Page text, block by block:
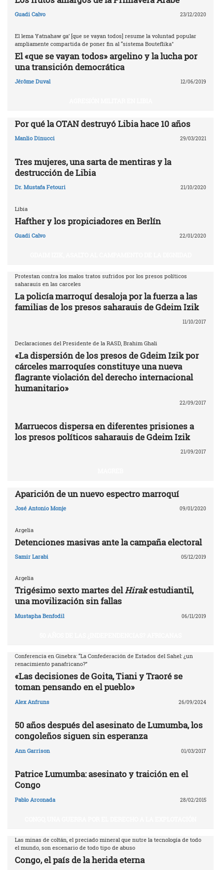
Guadi Calvo 23/12/2020
El lema Yatnahaw ga’ [que se vayan todos] resume la voluntad popular
ampliamente compartida de poner fin al “sistema Bouteflika"
El «que se vayan todos» argelino y la lucha por
una transición democrática
Jérôme Duval 12/06/2019
Por qué la OTAN destruyó Libia ‎hace 10 años‎
Manlio Dinucci 29/03/2021
Tres mujeres, una sarta de mentiras y la
destrucción de Libia
Dr. Mustafa Fetouri 21/10/2020
Libia
Hafther y los propiciadores en Berlín
Guadi Calvo 22/01/2020
Protestan contra los malos tratos sufridos por los presos políticos
saharauis en las carceles
La policía marroquí desaloja por la fuerza a las
familias de los presos saharauis de Gdeim Izik
11/10/2017
Declaraciones del Presidente de la RASD, Brahim Ghali
«La dispersión de los presos de Gdeim Izik por
cárceles marroquíes constituye una nueva
flagrante violación del derecho internacional
humanitario»
22/09/2017
Marruecos dispersa en diferentes prisiones a
los presos políticos saharauis de Gdeim Izik
21/09/2017
Aparición de un nuevo espectro marroquí
José Antonio Monje 09/01/2020
Argelia
Detenciones masivas ante la campaña electoral
Samir Larabi 05/12/2019
Argelia
Trigésimo sexto martes delHirakestudiantil,
una movilización sin fallas
Mustapha Benfodil 06/11/2019
Conferencia en Ginebra: “La Confederación de Estados del Sahel: ¿un
renacimiento panafricano?”
«Las decisiones de Goita, Tiani y Traoré se
toman pensando en el pueblo»
Alex Anfruns 26/09/2024
50 años después del asesinato de Lumumba, los
congoleños siguen sin esperanza
Ann Garrison 01/03/2017
Patrice Lumumba: asesinato y traición en el
Congo
Pablo Arconada 28/02/2015
Las minas de coltán, el preciado mineral que nutre la tecnología de todo
el mundo, son escenario de todo tipo de abuso
Congo, el país de la herida eterna